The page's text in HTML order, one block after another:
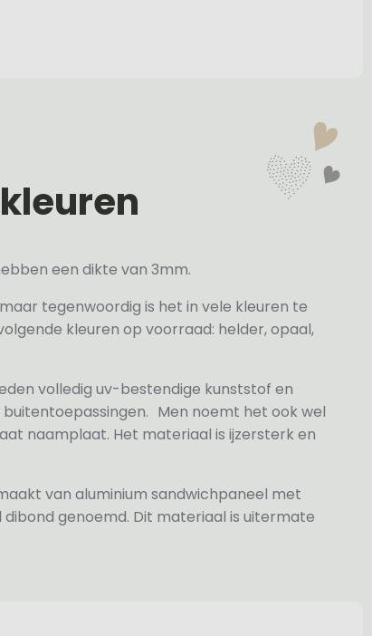
een dikte van 3mm.
tegenwoordig is het in vele kleuren te
kleuren op voorraad: helder, opaal,
volledig uv-bestendige kunststof en
Men noemt het ook wel
naamplaat. Het materiaal is ijzersterk en
van aluminium sandwichpaneel met
genoemd. Dit materiaal is uitermate